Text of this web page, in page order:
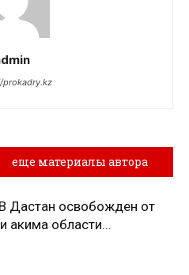
еще материалы автора
Дастан освобожден от
акима области...